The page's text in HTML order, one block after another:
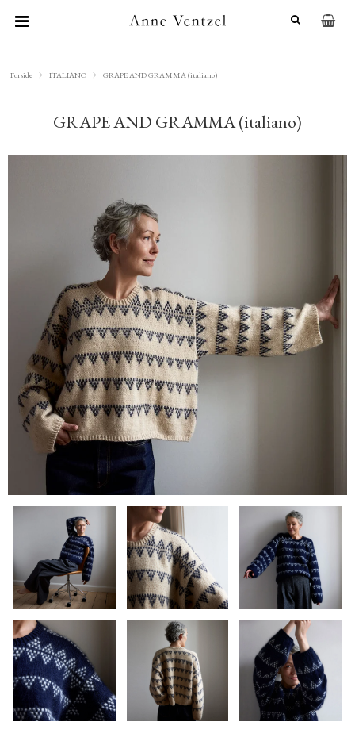
Forside ITALIANO GRAPE AND GRAMMA (italiano)
GRAPE AND GRAMMA (italiano)